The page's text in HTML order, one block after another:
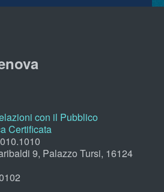
con il Pubblico
Certificata
9, Palazzo Tursi, 16124